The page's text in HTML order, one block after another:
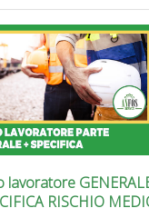
lavoratore
RISCHIO